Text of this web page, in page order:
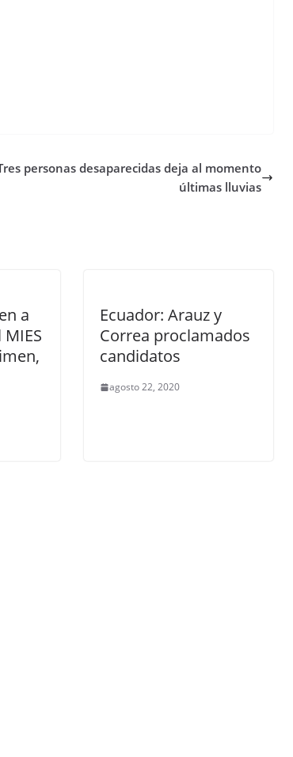
personas desaparecidas deja al momento
últimas lluvias
a
Ecuador: Arauz y
Correa proclamados
candidatos
agosto 22, 2020